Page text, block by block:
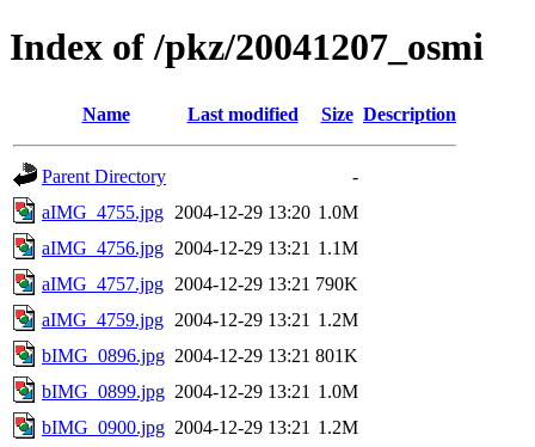
Index of /pkz/20041207_osmi
Name Last modified Size Description
Parent Directory
-
aIMG_4755.jpg 2004-12-29 13:20 1.0M
aIMG_4756.jpg 2004-12-29 13:21 1.1M
aIMG_4757.jpg 2004-12-29 13:21 790K
aIMG_4759.jpg 2004-12-29 13:21 1.2M
bIMG_0896.jpg 2004-12-29 13:21 801K
bIMG_0899.jpg 2004-12-29 13:21 1.0M
bIMG_0900.jpg 2004-12-29 13:21 1.2M